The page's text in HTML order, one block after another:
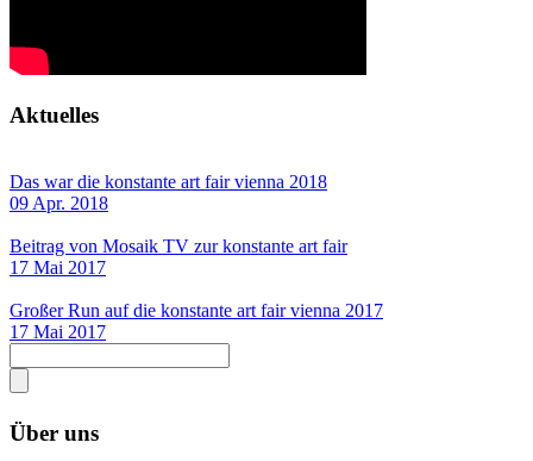
Aktuelles
Das war die konstante art fair vienna 2018
09 Apr. 2018
Beitrag von Mosaik TV zur konstante art fair
17 Mai 2017
Großer Run auf die konstante art fair vienna 2017
17 Mai 2017
Über uns